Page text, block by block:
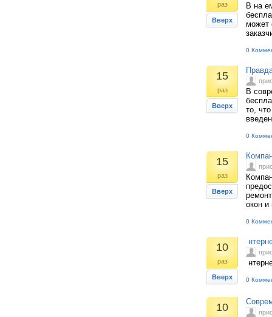
раз
Вверх
В на
может
0
15
раз
Вверх
В
то,
0
15
раз
Вверх
окон и
0
10
раз
Вверх 0
10